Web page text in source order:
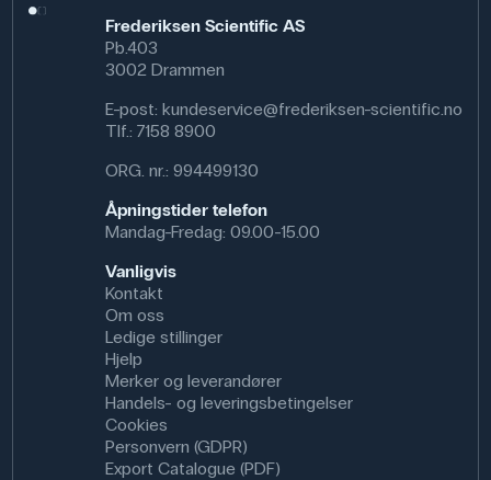
Frederiksen Scientific AS
Pb.403
3002 Drammen
E-post: kundeservice@frederiksen-scientific.no
Tlf.: 7158 8900
ORG. nr.: 994499130
Åpningstider telefon
Mandag-Fredag: 09.00-15.00
Vanligvis
Kontakt
Om oss
Ledige stillinger
Hjelp
Merker og leverandører
Handels- og leveringsbetingelser
Cookies
Personvern (GDPR)
Export Catalogue (PDF)